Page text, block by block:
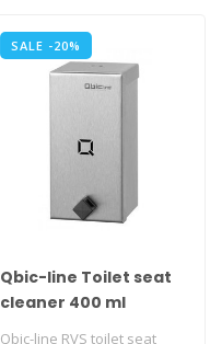
SALE -20%
Qbic-line Toilet seat
cleaner 400 ml
Qbic-line RVS toilet seat